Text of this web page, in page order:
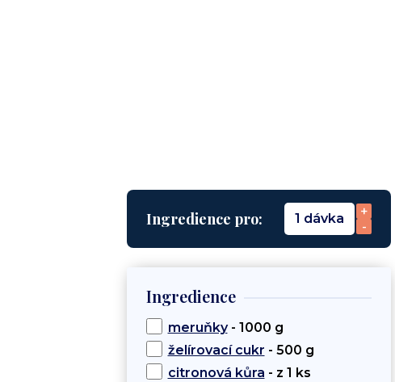
Ingredience pro: 1 dávka
+
-
Ingredience
meruňky- 1000 g
želírovací cukr - 500 g
citronová kůra - z 1 ks